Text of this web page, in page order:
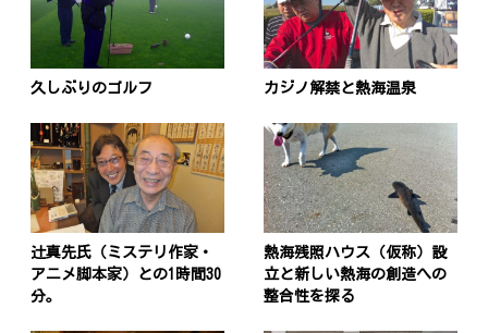
久しぶりのゴルフ カジノ解禁と熱海温泉
辻真先氏（ミステリ作家・
アニメ脚本家）との1時間30
分。
熱海残照ハウス（仮称）設
立と新しい熱海の創造への
整合性を探る